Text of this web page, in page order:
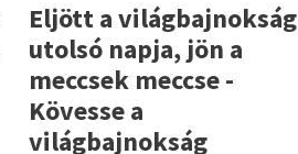
Eljött a világbajnokság
utolsó napja, jön a
meccsek meccse -
Kövesse a
világbajnokság